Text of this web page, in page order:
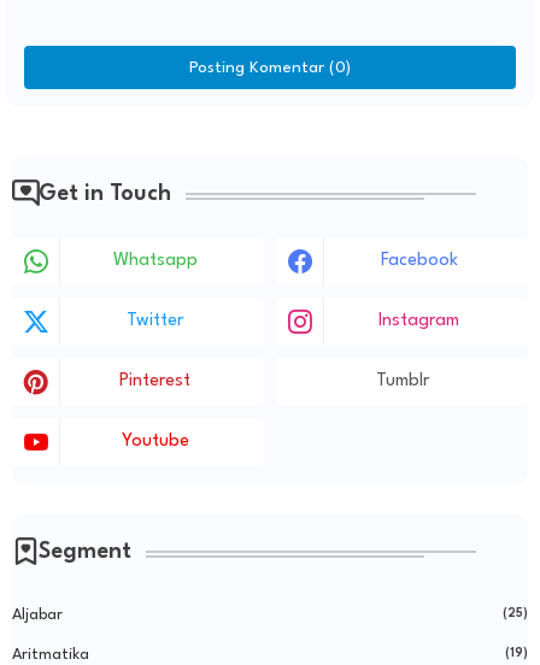
Posting Komentar (0)
Get in Touch
Whatsapp Facebook
Twitter Instagram
Pinterest Tumblr
Youtube
Segment
Aljabar (25)
Aritmatika (19)